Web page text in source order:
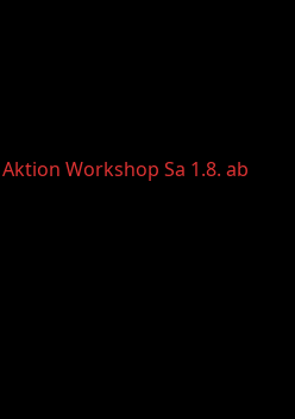
Workshop Sa 1.8. ab